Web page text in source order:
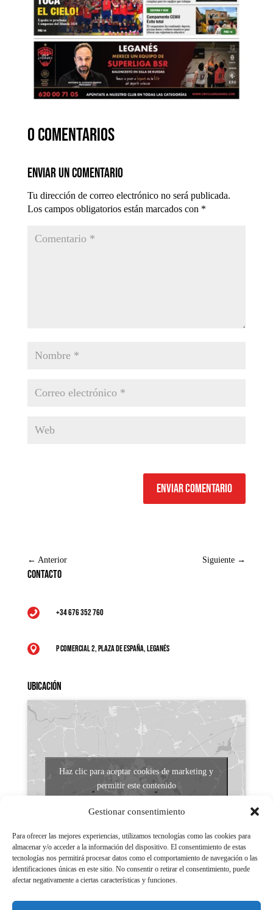
Gestionar consentimiento
Para ofrecer las mejores experiencias, utilizamos tecnologías como las cookies para
almacenar y/o acceder a la información del dispositivo. El consentimiento de estas
tecnologías nos permitirá procesar datos como el comportamiento de navegación o las
identificaciones únicas en este sitio. No consentir o retirar el consentimiento, puede
afectar negativamente a ciertas características y funciones.
0 comentarios
Enviar un comentario
Tu dirección de correo electrónico no será publicada.
Los campos obligatorios están marcados con *
Enviar comentario
← Anterior Siguiente →
Contacto
 +34 676 352 760
 P Comercial 2, Plaza de España, Leganés
Ubicación
Haz clic para aceptar cookies de marketing y
permitir este contenido
Aviso legal